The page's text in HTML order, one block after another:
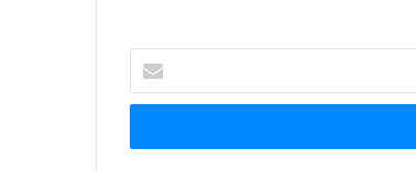
Posta
adresinizi